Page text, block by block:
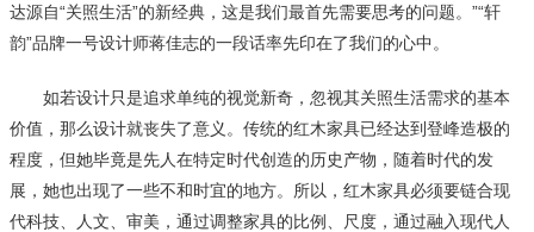
达源自“关照生活”的新经典，这是我们最首先需要思考的问题。”“轩
韵”品牌一号设计师蒋佳志的一段话率先印在了我们的心中。
如若设计只是追求单纯的视觉新奇，忽视其关照生活需求的基本
价值，那么设计就丧失了意义。传统的红木家具已经达到登峰造极的
程度，但她毕竟是先人在特定时代创造的历史产物，随着时代的发
展，她也出现了一些不和时宜的地方。所以，红木家具必须要链合现
代科技、人文、审美，通过调整家具的比例、尺度，通过融入现代人